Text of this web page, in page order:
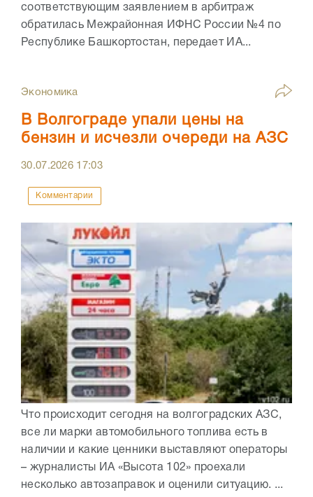
соответствующим заявлением в арбитраж
обратилась Межрайонная ИФНС России №4 по
Республике Башкортостан, передает ИА...
Экономика
В Волгограде упали цены на
бензин и исчезли очереди на АЗС
30.07.2026 17:03
Комментарии
Что происходит сегодня на волгоградских АЗС,
все ли марки автомобильного топлива есть в
наличии и какие ценники выставляют операторы
– журналисты ИА «Высота 102» проехали
несколько автозаправок и оценили ситуацию. ...